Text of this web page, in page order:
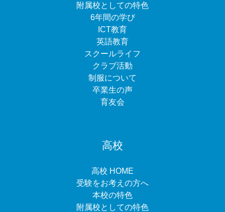
附属校としての特色
6年間の学び
ICT教育
英語教育
スクールライフ
クラブ活動
制服について
卒業生の声
育友会
高校
高校 HOME
受験をお考えの方へ
本校の特色
附属校としての特色